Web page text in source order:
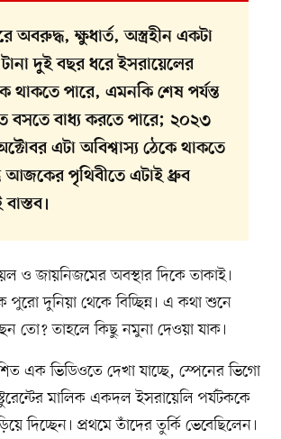
অবরুদ্ধ, ক্ষুধার্ত, অস্ত্রহীন একটা
টানা দুই বছর ধরে ইসরায়েলের
থাকতে পারে, এমনকি শেষ পর্যন্ত
বসতে বাধ্য করতে পারে; ২০২৩
এটা অবিশ্বাস্য ঠেকে থাকতে
আজকের পৃথিবীতে এটাই ধ্রুব
ও জায়নিজমের অবস্থার দিকে তাকাই।
পুরো দুনিয়া থেকে বিচ্ছিন্ন। এ কথা শুনে
তো? তাহলে কিছু নমুনা দেওয়া যাক।
এক ভিডিওতে দেখা যাচ্ছে, স্পেনের ভিগো
মালিক একদল ইসরায়েলি পর্যটককে
দিচ্ছেন। প্রথমে তাঁদের তুর্কি ভেবেছিলেন।